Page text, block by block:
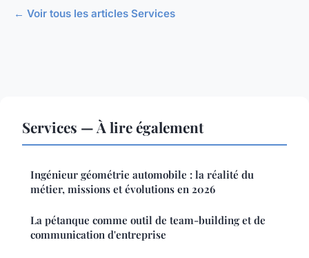
← Voir tous les articles Services
Services — À lire également
Ingénieur géométrie automobile : la réalité du
métier, missions et évolutions en 2026
La pétanque comme outil de team-building et de
communication d'entreprise